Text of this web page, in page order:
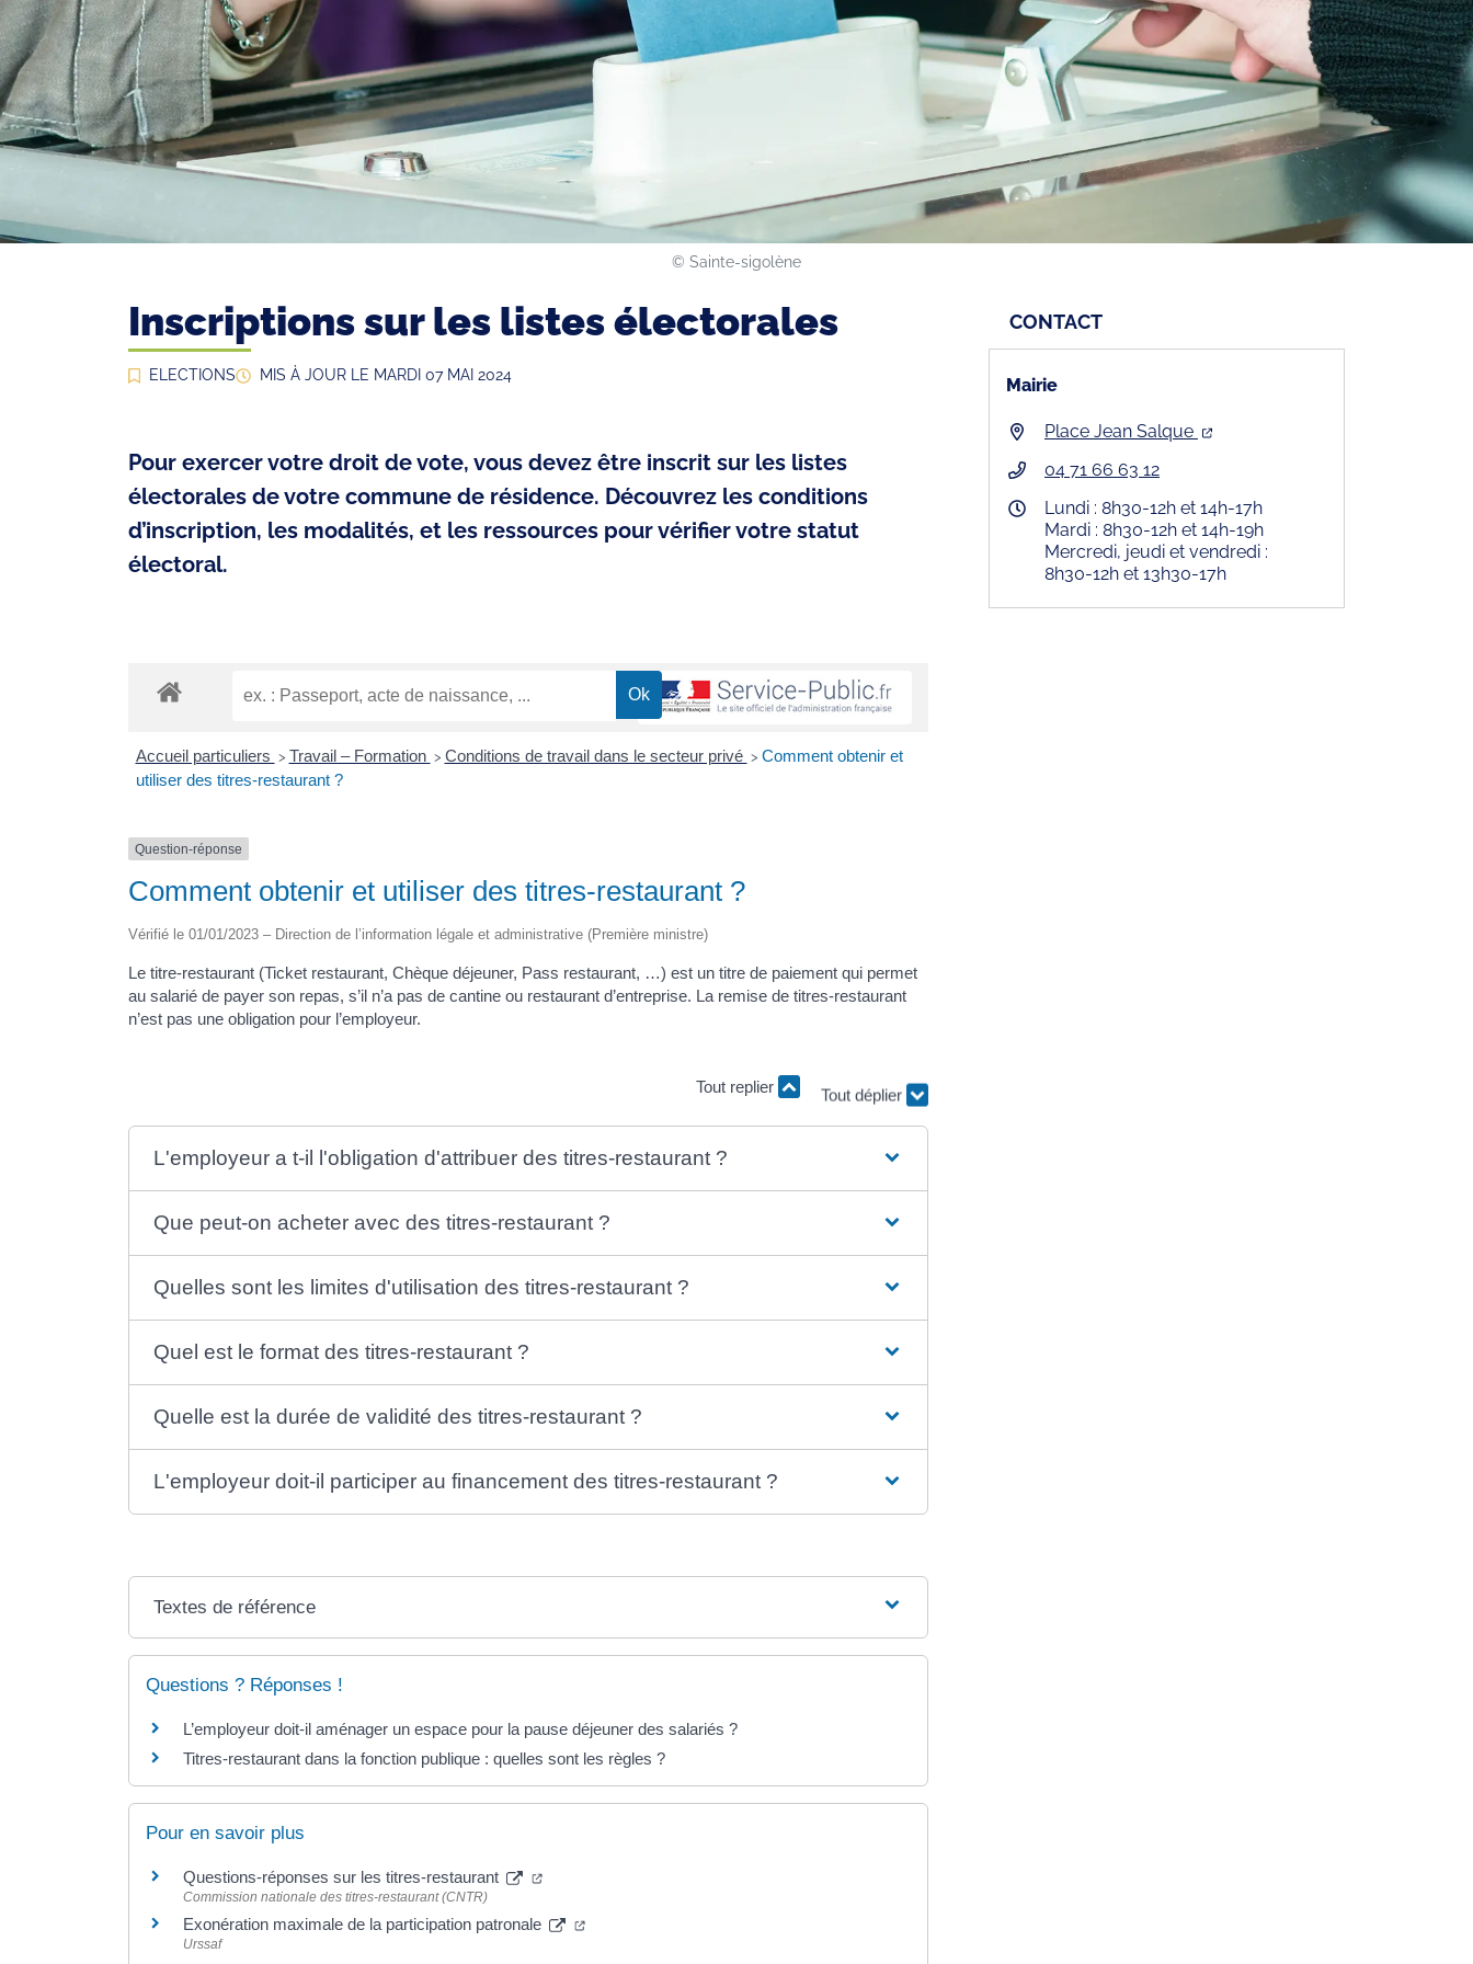
©️ Sainte-sigolène
Inscriptions sur les listes électorales
ELECTIONS MIS À JOUR LE MARDI 07 MAI 2024
Pour exercer votre droit de vote, vous devez être inscrit sur les listes
électorales de votre commune de résidence. Découvrez les conditions
d’inscription, les modalités, et les ressources pour vérifier votre statut
électoral.
Accueil particuliers > Travail – Formation > Conditions de travail dans le secteur privé > Comment obtenir et
utiliser des titres-restaurant ?
Question-réponse
Comment obtenir et utiliser des titres-restaurant ?
Vérifié le 01/01/2023 – Direction de l’information légale et administrative (Première ministre)
Le titre-restaurant (Ticket restaurant, Chèque déjeuner, Pass restaurant, …) est un titre de paiement qui permet
au salarié de payer son repas, s’il n’a pas de cantine ou restaurant d’entreprise. La remise de titres-restaurant
n’est pas une obligation pour l’employeur.
Tout replier Tout déplier
L'employeur a t-il l'obligation d'attribuer des titres-restaurant ?
Que peut-on acheter avec des titres-restaurant ?
Quelles sont les limites d'utilisation des titres-restaurant ?
Quel est le format des titres-restaurant ?
Quelle est la durée de validité des titres-restaurant ?
L'employeur doit-il participer au financement des titres-restaurant ?
Textes de référence
Questions ? Réponses !
L’employeur doit-il aménager un espace pour la pause déjeuner des salariés ?
Titres-restaurant dans la fonction publique : quelles sont les règles ?
Pour en savoir plus
Questions-réponses sur les titres-restaurant
Commission nationale des titres-restaurant (CNTR)
Exonération maximale de la participation patronale
Urssaf
CONTACT
Mairie
Place Jean Salque
04 71 66 63 12
Lundi : 8h30-12h et 14h-17h
Mardi : 8h30-12h et 14h-19h
Mercredi, jeudi et vendredi :
8h30-12h et 13h30-17h